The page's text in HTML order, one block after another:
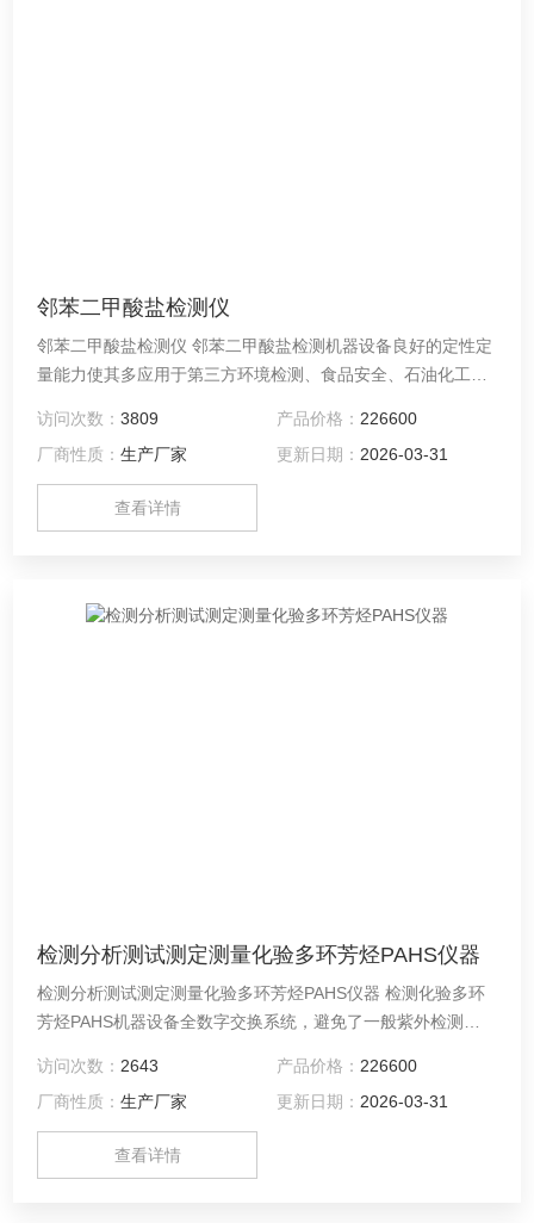
邻苯二甲酸盐检测仪
邻苯二甲酸盐检测仪 邻苯二甲酸盐检测机器设备良好的定性定
量能力使其多应用于第三方环境检测、食品安全、石油化工、
通用型质谱仪。 化验检测邻苯二甲酸盐仪器设备根据欧盟新标
准的要求，DEHP（邻苯二甲酸二己酯）、DBP（邻苯二甲酸
二丁酯）和BBP（邻苯二甲酸苯基丁酯）将被限制在所有儿童
玩具和服装及其他物品所使用的PVC材料中使用。
访问次数：3809 产品价格： 226600
厂商性质：生产厂家 更新日期： 2026-03-31
查看详情
检测分析测试测定测量化验多环芳烃PAHS仪器
检测分析测试测定测量化验多环芳烃PAHS仪器 检测化验多环
芳烃PAHS机器设备全数字交换系统，避免了一般紫外检测器
芳烃PAHS化验检测仪器设备全新LC100液相色谱系统配备的
WS-100工作站软件不同于了以往传统的模拟信号工作站，除
了能够采集数据及处理数据意外，还能够全面反控仪器的各项
配置，实现系统的全自动一体化。
访问次数： 2643 产品价格： 226600
厂商性质：生产厂家 更新日期： 2026-03-31
查看详情